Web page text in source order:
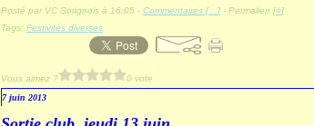
Posté par VC Sorignois à 16:05 - Commentaires [… ] - Permalien [#]
Tags: Festivités diverses
Vous aimez ?
0 vote
7 juin 2013